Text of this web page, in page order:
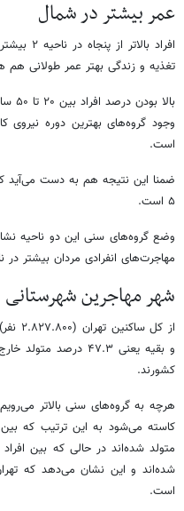
عمر بیشتر در شمال
تغذیه و زندگی بهتر عمر طولانی هم
است.
۵ است.
وضع گروه‌های سنی این دو ناحیه
مهاجرت‌های انفرادی مردان بیشتر در ناحیه ۵ جذب شده تا
شهر مهاجرین شهرستانی
و بقیه یعنی ۴۷.۳
کشورند.
هرچه به گروه‌های سنی بالاتر
شده‌اند و این نشان می‌دهد که
است.